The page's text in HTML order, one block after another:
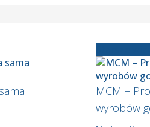
MCM –
wyrobów